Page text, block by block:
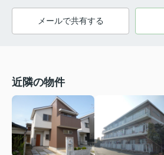
メールで共有する
近隣の物件